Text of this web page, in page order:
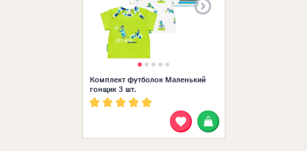
Комплект футболок Маленький
гонщик 3 шт.